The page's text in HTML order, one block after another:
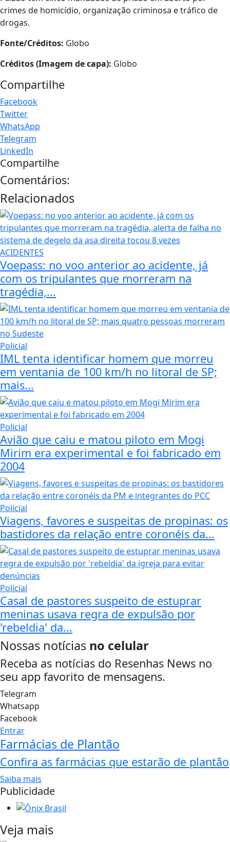
crimes de homicídio, organização criminosa e tráfico de
drogas.
Fonte/Créditos: Globo
Créditos (Imagem de capa): Globo
Compartilhe
Facebook
Twitter
WhatsApp
Telegram
LinkedIn
Compartilhe
Comentários:
Relacionados
ACIDENTES
Voepass: no voo anterior ao acidente, já
com os tripulantes que morreram na
tragédia,...
Policial
IML tenta identificar homem que morreu
em ventania de 100 km/h no litoral de SP;
mais...
Policial
Avião que caiu e matou piloto em Mogi
Mirim era experimental e foi fabricado em
2004
Policial
Viagens, favores e suspeitas de propinas: os
bastidores da relação entre coronéis da...
Policial
Casal de pastores suspeito de estuprar
meninas usava regra de expulsão por
'rebeldia' da...
Nossas notícias no celular
Receba as notícias do Resenhas News no
seu app favorito de mensagens.
Telegram
Whatsapp
Facebook
Entrar
Farmácias de Plantão
Confira as farmácias que estarão de plantão
Saiba mais
Publicidade
Veja mais